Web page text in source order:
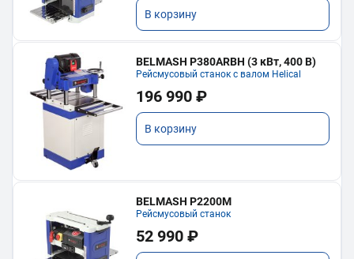
В корзину
BELMASH P380ARBH (3 кВт, 400 В)
Рейсмусовый станок с валом Helical
196 990 ₽
В корзину
BELMASH P2200M
Рейсмусовый станок
52 990 ₽